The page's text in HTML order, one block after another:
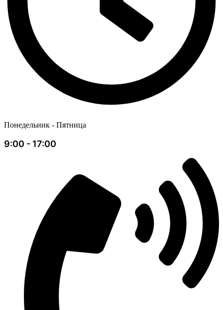
Понедельник - Пятница
9:00 - 17:00